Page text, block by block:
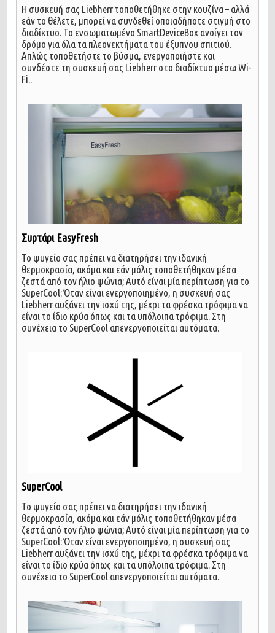
Η συσκευή σας Liebherr τοποθετήθηκε στην κουζίνα – αλλά
εάν το θέλετε, μπορεί να συνδεθεί οποιαδήποτε στιγμή στο
διαδίκτυο. Το ενσωματωμένο SmartDeviceBox ανοίγει τον
δρόμο για όλα τα πλεονεκτήματα του έξυπνου σπιτιού.
Απλώς τοποθετήστε το βύσμα, ενεργοποιήστε και
συνδέστε τη συσκευή σας Liebherr στο διαδίκτυο μέσω Wi-
Fi..
Συρτάρι EasyFresh
Το ψυγείο σας πρέπει να διατηρήσει την ιδανική
θερμοκρασία, ακόμα και εάν μόλις τοποθετήθηκαν μέσα
ζεστά από τον ήλιο ψώνια; Αυτό είναι μία περίπτωση για το
SuperCool: Όταν είναι ενεργοποιημένο, η συσκευή σας
Liebherr αυξάνει την ισχύ της, μέχρι τα φρέσκα τρόφιμα να
είναι το ίδιο κρύα όπως και τα υπόλοιπα τρόφιμα. Στη
συνέχεια το SuperCool απενεργοποιείται αυτόματα.
SuperCool
Το ψυγείο σας πρέπει να διατηρήσει την ιδανική
θερμοκρασία, ακόμα και εάν μόλις τοποθετήθηκαν μέσα
ζεστά από τον ήλιο ψώνια; Αυτό είναι μία περίπτωση για το
SuperCool: Όταν είναι ενεργοποιημένο, η συσκευή σας
Liebherr αυξάνει την ισχύ της, μέχρι τα φρέσκα τρόφιμα να
είναι το ίδιο κρύα όπως και τα υπόλοιπα τρόφιμα. Στη
συνέχεια το SuperCool απενεργοποιείται αυτόματα.